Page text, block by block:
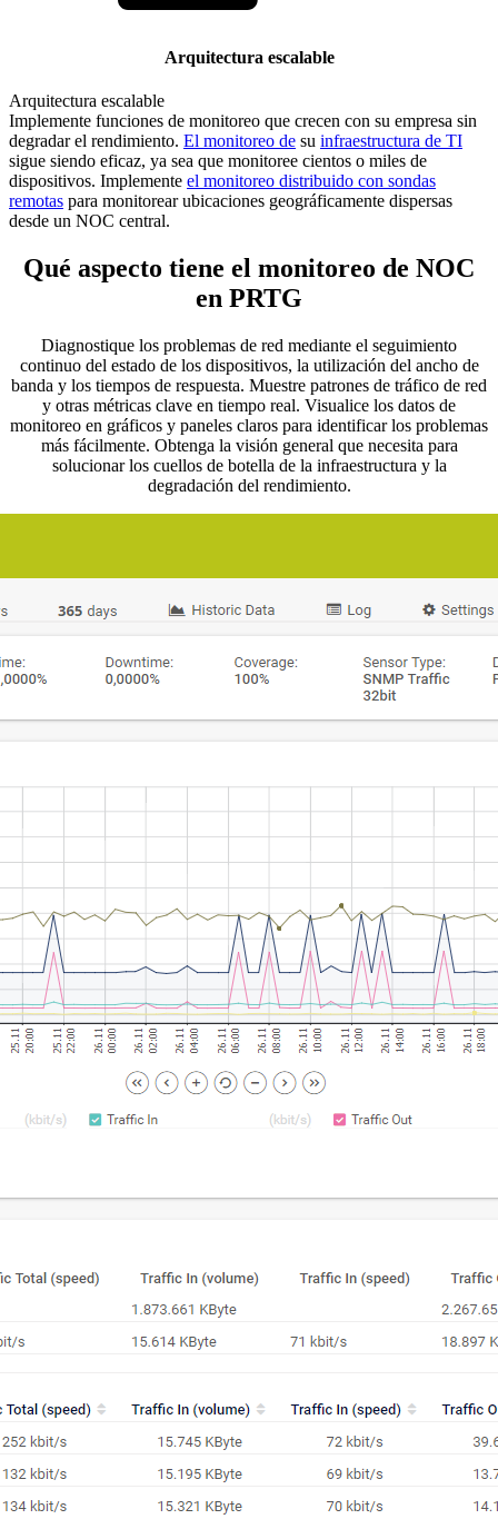
Arquitectura escalable
Arquitectura escalable
Implemente funciones de monitoreo que crecen con su empresa sin
degradar el rendimiento. El monitoreo de su infraestructura de TI
sigue siendo eficaz, ya sea que monitoree cientos o miles de
dispositivos. Implemente el monitoreo distribuido con sondas
remotas para monitorear ubicaciones geográficamente dispersas
desde un NOC central.
Qué aspecto tiene el monitoreo de NOC
en PRTG
Diagnostique los problemas de red mediante el seguimiento
continuo del estado de los dispositivos, la utilización del ancho de
banda y los tiempos de respuesta. Muestre patrones de tráfico de red
y otras métricas clave en tiempo real. Visualice los datos de
monitoreo en gráficos y paneles claros para identificar los problemas
más fácilmente. Obtenga la visión general que necesita para
solucionar los cuellos de botella de la infraestructura y la
degradación del rendimiento.